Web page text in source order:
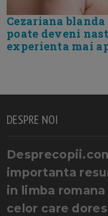
Cezariana
poate deveni
experienta mai
DESPRE NOI
importanta
in limba
celor care